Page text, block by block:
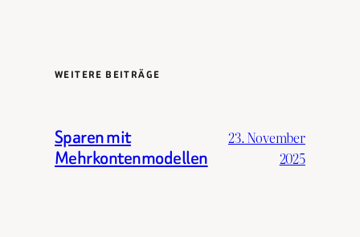
WEITERE BEITRÄGE
Sparen mit
Mehrkontenmodellen
23. November
2025